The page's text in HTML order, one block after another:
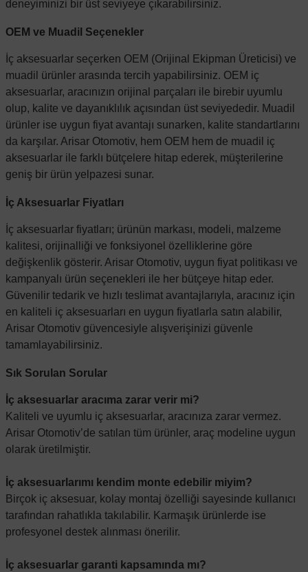
deneyiminizi bir üst seviyeye çıkarabilirsiniz.
OEM ve Muadil Seçenekler
İç aksesuarlar seçerken OEM (Orijinal Ekipman Üreticisi) ve
muadil ürünler arasında tercih yapabilirsiniz. OEM iç
aksesuarlar, aracınızın orijinal parçaları ile birebir uyumlu
olup, kalite ve dayanıklılık açısından üst seviyededir. Muadil
ürünler ise uygun fiyat avantajı sunarken, kalite standartlarını
da karşılar. Arisar Otomotiv, hem OEM hem de muadil iç
aksesuarlar ile farklı bütçelere hitap ederek, müşterilerine
geniş bir ürün yelpazesi sunar.
İç Aksesuarlar Fiyatları
İç aksesuarlar fiyatları; ürünün markası, modeli, malzeme
kalitesi, orijinalliği ve fonksiyonel özelliklerine göre
değişkenlik gösterir. Arisar Otomotiv, uygun fiyat politikası ve
kampanyalı ürün seçenekleri ile her bütçeye hitap eder.
Güvenilir tedarik ve hızlı teslimat avantajlarıyla, aracınız için
en kaliteli iç aksesuarları en uygun fiyatlarla satın alabilir,
Arisar Otomotiv güvencesiyle alışverişinizi güvenle
tamamlayabilirsiniz.
Sık Sorulan Sorular
İç aksesuarlar aracıma zarar verir mi?
Kaliteli ve uyumlu iç aksesuarlar, aracınıza zarar vermez.
Arisar Otomotiv’de satılan tüm ürünler, araç modeline uygun
olarak üretilmiştir.
İç aksesuarlarımı kendim monte edebilir miyim?
Birçok iç aksesuar, kolay montaj özelliği sayesinde kullanıcı
tarafından rahatlıkla takılabilir. Karmaşık ürünlerde ise
profesyonel destek alınması önerilir.
İç aksesuarlar garanti kapsamında mı?